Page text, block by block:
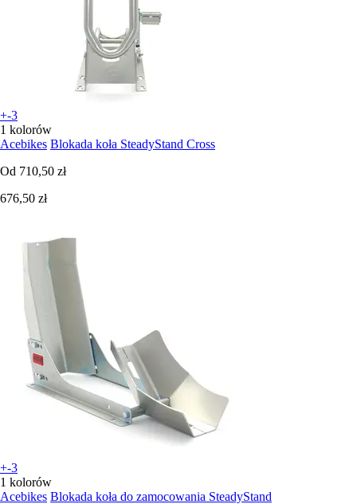
+-3
1 kolorów
Acebikes Blokada koła SteadyStand Cross
Od 710,50 zł
676,50 zł
+-3
1 kolorów
Acebikes Blokada koła do zamocowania SteadyStand